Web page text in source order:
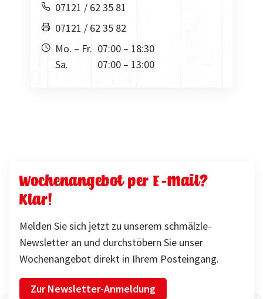
07121 / 62 35 81
07121 / 62 35 82
Mo. – Fr. 07:00 – 18:30
Sa.
07:00 – 13:00
Wochenangebot per E-Mail?
Klar!
Melden Sie sich jetzt zu unserem schmälzle-
Newsletter an und durchstöbern Sie unser
Wochenangebot direkt in Ihrem Posteingang.
Zur Newsletter-Anmeldung